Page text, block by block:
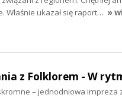
Właśnie ukazał się raport… »
z Folklorem - W
– jednodniowa impreza